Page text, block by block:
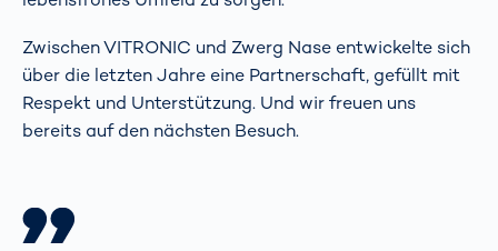
Zwischen VITRONIC und Zwerg Nase entwickelte sich
über die letzten Jahre eine Partnerschaft, gefüllt mit
Respekt und Unterstützung. Und wir freuen uns
bereits auf den nächsten Besuch.